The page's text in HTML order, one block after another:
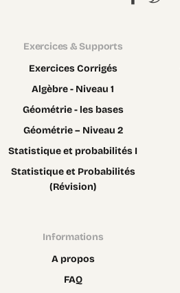
Exercices & Supports
Exercices Corrigés
Algèbre - Niveau 1
Géométrie - les bases
Géométrie – Niveau 2
Statistique et probabilités I
Statistique et Probabilités
(Révision)
Informations
A propos
FAQ